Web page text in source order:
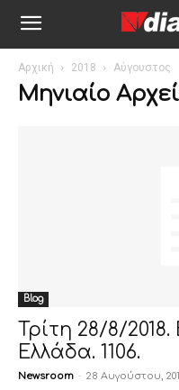
Αρχική 2018 Αύγουστος
Μηνιαίο
Blog
Τρίτη 28/8/
Ελλάδα. 1106.
Newsroom - 28 Αυγούστου,